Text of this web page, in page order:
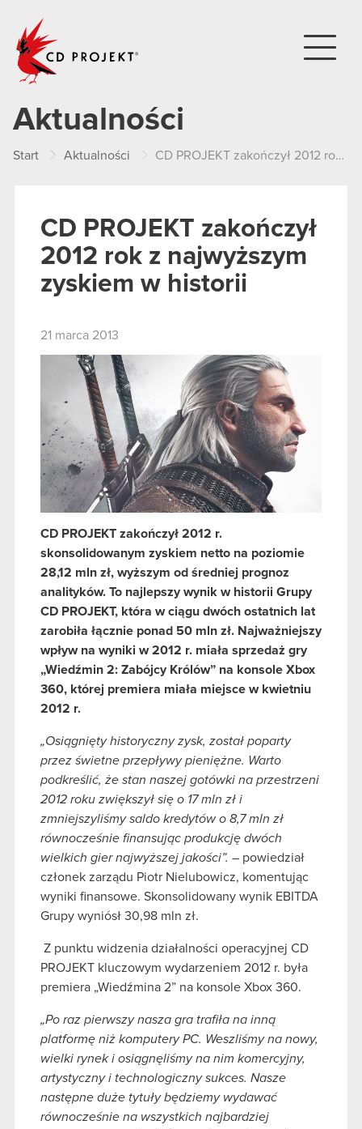
Aktualności
Start Aktualności CD PROJEKT zakończył 2012 rok z najwyższym zyskiem w historii
CD PROJEKT zakończył
2012 rok z najwyższym
zyskiem w historii
21 marca 2013
CD PROJEKT zakończył 2012 r.
skonsolidowanym zyskiem netto na poziomie
28,12 mln zł, wyższym od średniej prognoz
analityków. To najlepszy wynik w historii Grupy
CD PROJEKT, która w ciągu dwóch ostatnich lat
zarobiła łącznie ponad 50 mln zł. Najważniejszy
wpływ na wyniki w 2012 r. miała sprzedaż gry
„Wiedźmin 2: Zabójcy Królów” na konsole Xbox
360, której premiera miała miejsce w kwietniu
2012 r.
„Osiągnięty historyczny zysk, został poparty
przez świetne przepływy pieniężne. Warto
podkreślić, że stan naszej gotówki na przestrzeni
2012 roku zwiększył się o 17 mln zł i
zmniejszyliśmy saldo kredytów o 8,7 mln zł
równocześnie finansując produkcję dwóch
wielkich gier najwyższej jakości”. – powiedział
członek zarządu Piotr Nielubowicz, komentując
wyniki finansowe. Skonsolidowany wynik EBITDA
Grupy wyniósł 30,98 mln zł.
Z punktu widzenia działalności operacyjnej CD
PROJEKT kluczowym wydarzeniem 2012 r. była
premiera „Wiedźmina 2” na konsole Xbox 360.
„Po raz pierwszy nasza gra trafiła na inną
platformę niż komputery PC. Weszliśmy na nowy,
wielki rynek i osiągnęliśmy na nim komercyjny,
artystyczny i technologiczny sukces. Nasze
następne duże tytuły będziemy wydawać
równocześnie na wszystkich najbardziej